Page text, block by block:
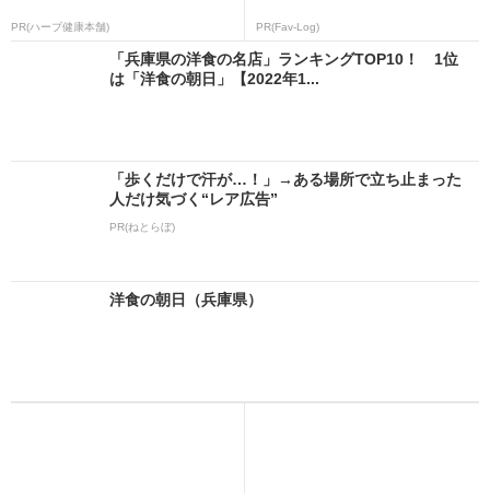
PR(ハーブ健康本舗) PR(Fav-Log)
「兵庫県の洋食の名店」ランキングTOP10！ 1位
は「洋食の朝日」【2022年1...
「歩くだけで汗が…！」→ある場所で立ち止まった
人だけ気づく“レア広告”
PR(ねとらぼ)
洋食の朝日（兵庫県）